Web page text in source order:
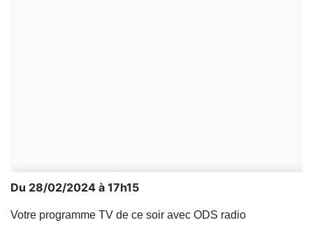
Du 28/02/2024 à 17h15
Votre programme TV de ce soir avec ODS radio